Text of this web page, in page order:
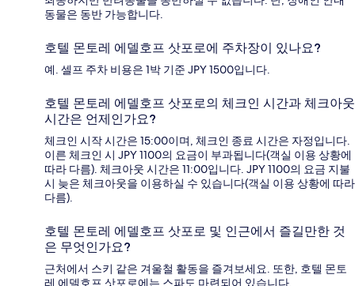
동물은 동반 가능합니다.
호텔 몬토레 에델호프 삿포로에 주차장이 있나요?
예. 셀프 주차 비용은 1박 기준 JPY 1500입니다.
호텔 몬토레 에델호프 삿포로의 체크인 시간과 체크아웃
시간은 언제인가요?
체크인 시작 시간은 15:00이며, 체크인 종료 시간은 자정입니다.
이른 체크인 시 JPY 1100의 요금이 부과됩니다(객실 이용 상황에
따라 다름). 체크아웃 시간은 11:00입니다. JPY 1100의 요금 지불
시 늦은 체크아웃을 이용하실 수 있습니다(객실 이용 상황에 따라
다름).
호텔 몬토레 에델호프 삿포로 및 인근에서 즐길만한 것
은 무엇인가요?
근처에서 스키 같은 겨울철 활동을 즐겨보세요. 또한, 호텔 몬토
레 에델호프 삿포로에는 스파도 마련되어 있습니다.